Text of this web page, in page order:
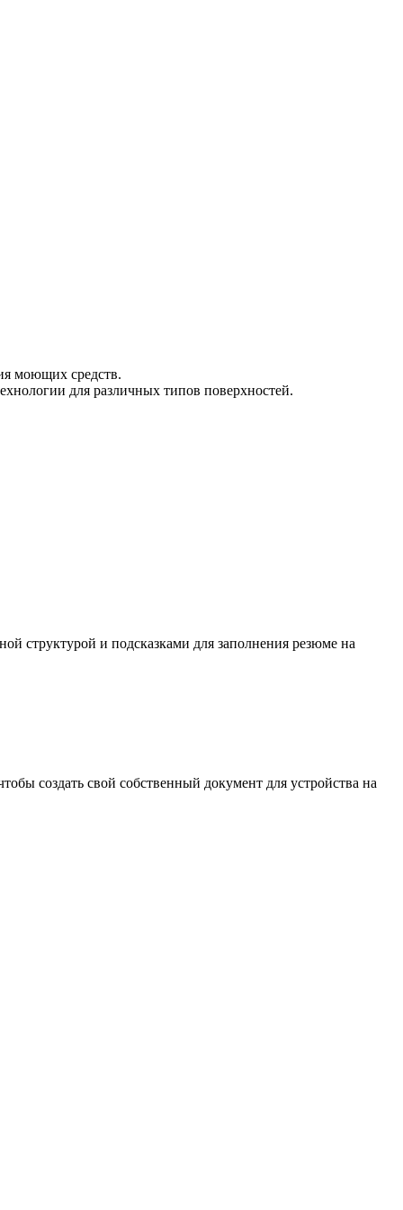
моющих средств.
для различных типов поверхностей.
структурой и подсказками для заполнения резюме на
создать свой собственный документ для устройства на